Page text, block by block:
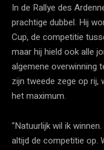
In de Rallye des
prachtige dubbel. Hij
Cup, de competitie
maar hij hield ook alle
algemene overwinning
zijn tweede zege op
het maximum.
“Natuurlijk wil ik
altijd de competitie op.